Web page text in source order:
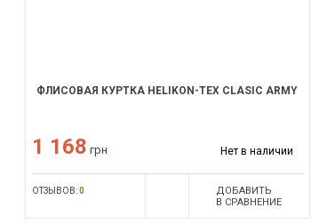
ФЛИСОВАЯ КУРТКА HELIKON-TEX CLASIC ARMY
1 168 грн Нет в наличии
ОТЗЫВОВ:0
ДОБАВИТЬ
В СРАВНЕНИЕ